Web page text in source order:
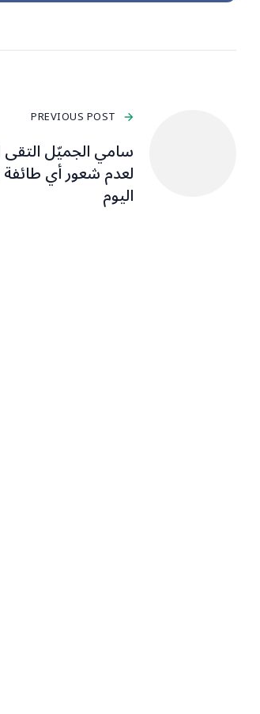
PREVIOUS POST
سامي الجميّل
لعدم شعور أي طائفة
اليوم